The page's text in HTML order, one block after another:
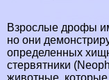
Взрослые дрофы
но они
определенных
стepвятники
животные,